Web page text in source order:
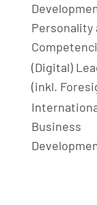
Personality
(Digital)
(inkl.
Business